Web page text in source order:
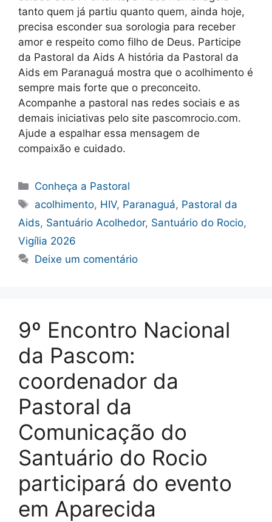
tanto quem já partiu quanto quem, ainda hoje,
precisa esconder sua sorologia para receber
amor e respeito como filho de Deus. Participe
da Pastoral da Aids A história da Pastoral da
Aids em Paranaguá mostra que o acolhimento é
sempre mais forte que o preconceito.
Acompanhe a pastoral nas redes sociais e as
demais iniciativas pelo site pascomrocio.com.
Ajude a espalhar essa mensagem de
compaixão e cuidado.
Categorias
Conheça a Pastoral
Tags
acolhimento, HIV, Paranaguá, Pastoral da
Aids, Santuário Acolhedor, Santuário do Rocio,
Vigília 2026
Deixe um comentário
9º Encontro Nacional
da Pascom:
coordenador da
Pastoral da
Comunicação do
Santuário do Rocio
participará do evento
em Aparecida